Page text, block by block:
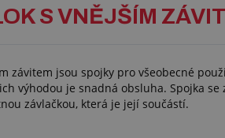
S VNĚJŠÍM
závitem jsou spojky pro všeobecné
výhodou je snadná obsluha. Spojka
závlačkou, která je její součástí.